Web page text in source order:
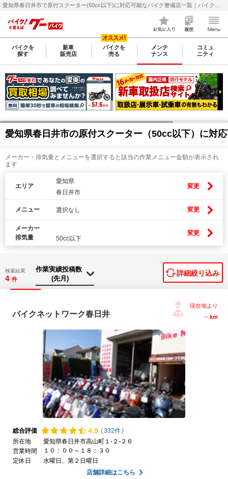
バイクを
探す
新車
販売店
バイクを
売る
メンテ
ナンス
コミュ
ニティ
愛知県春日井市の原付スクーター（50cc以下）に対
メーカー・排気量とメニューを選択すると該当の作業メニュー金額が表示され
ます
エリア
愛知県
春日井市
変更
メニュー 選択なし 変更
メーカー
排気量
50cc以下
変更
検索結果
4 件
詳細絞り込み
バイクネットワーク春日井
現在地より
-- km
総合評価 4.9 (332件)
所在地
愛知県春日井市高山町１-２-２６
営業時間
１０：００～１８：３０
定休日
水曜日、第２日曜日
店舗詳細はこちら